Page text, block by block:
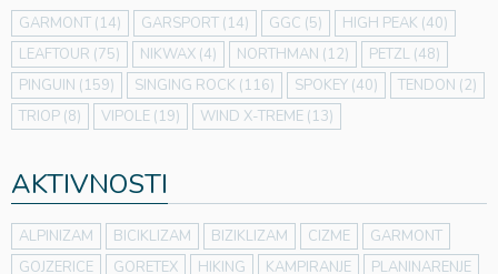
GARMONT (14) GARSPORT (14) GGC (5) HIGH PEAK (40)
LEAFTOUR (75) NIKWAX (4) NORTHMAN (12) PETZL (48)
PINGUIN (159) SINGING ROCK (116) SPOKEY (40) TENDON (2)
TRIOP (8) VIPOLE (19) WIND X-TREME (13)
AKTIVNOSTI
ALPINIZAM BICIKLIZAM BIZIKLIZAM CIZME
GARMONT
GOJZERICE
GORETEX HIKING KAMPIRANJE PLANINARENJE